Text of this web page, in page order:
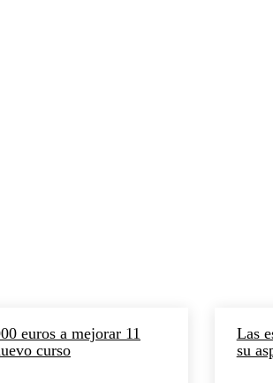
euros a mejorar 11
curso
Las
su